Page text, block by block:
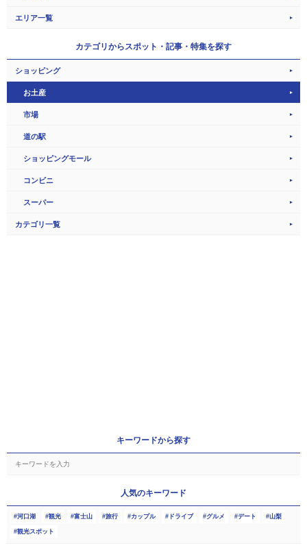
エリア一覧
カテゴリからスポット・記事・特集を探す
ショッピング
お土産
市場
道の駅
ショッピングモール
コンビニ
スーパー
カテゴリ一覧
キーワードから探す
人気のキーワード
河口湖 観光 富士山 旅行 カップル ドライブ グルメ デート 山梨
観光スポット